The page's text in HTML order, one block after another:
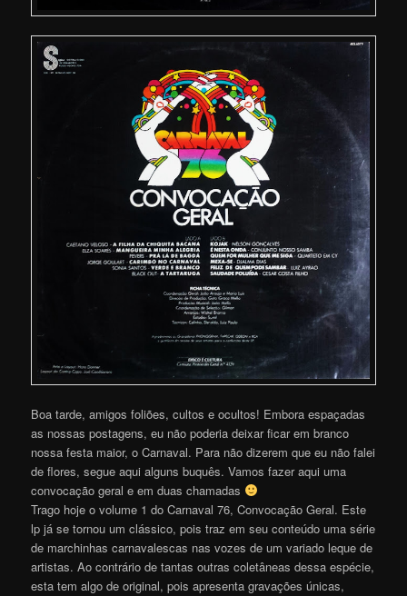
Boa tarde, amigos foliões, cultos e ocultos! Embora espaçadas
as nossas postagens, eu não poderia deixar ficar em branco
nossa festa maior, o Carnaval. Para não dizerem que eu não falei
de flores, segue aqui alguns buquês. Vamos fazer aqui uma
convocação geral e em duas chamadas
Trago hoje o volume 1 do Carnaval 76, Convocação Geral. Este
lp já se tornou um clássico, pois traz em seu conteúdo uma série
de marchinhas carnavalescas nas vozes de um variado leque de
artistas. Ao contrário de tantas outras coletâneas dessa espécie,
esta tem algo de original, pois apresenta gravações únicas,